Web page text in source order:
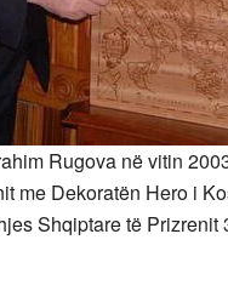
Rugova në vitin
me Dekoratën Hero i
Shqiptare të